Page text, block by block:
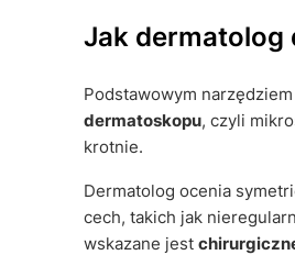
Jak dermatolog
Podstawowym
dermatoskopu, czyli
krotnie.
Dermatolog ocenia
cech, takich jak
wskazane jest